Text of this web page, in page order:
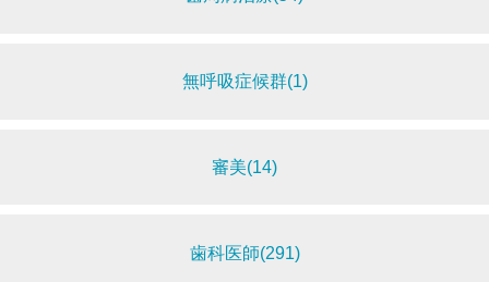
無呼吸症候群(1)
審美(14)
歯科医師(291)